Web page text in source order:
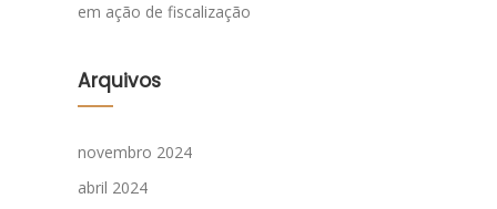
em ação de fiscalização
Arquivos
novembro 2024
abril 2024